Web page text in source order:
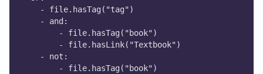
    - file.hasTag("tag")
    - and:
        - file.hasTag("book")
        - file.hasLink("Textbook")
    - not:
        - file.hasTag("book")